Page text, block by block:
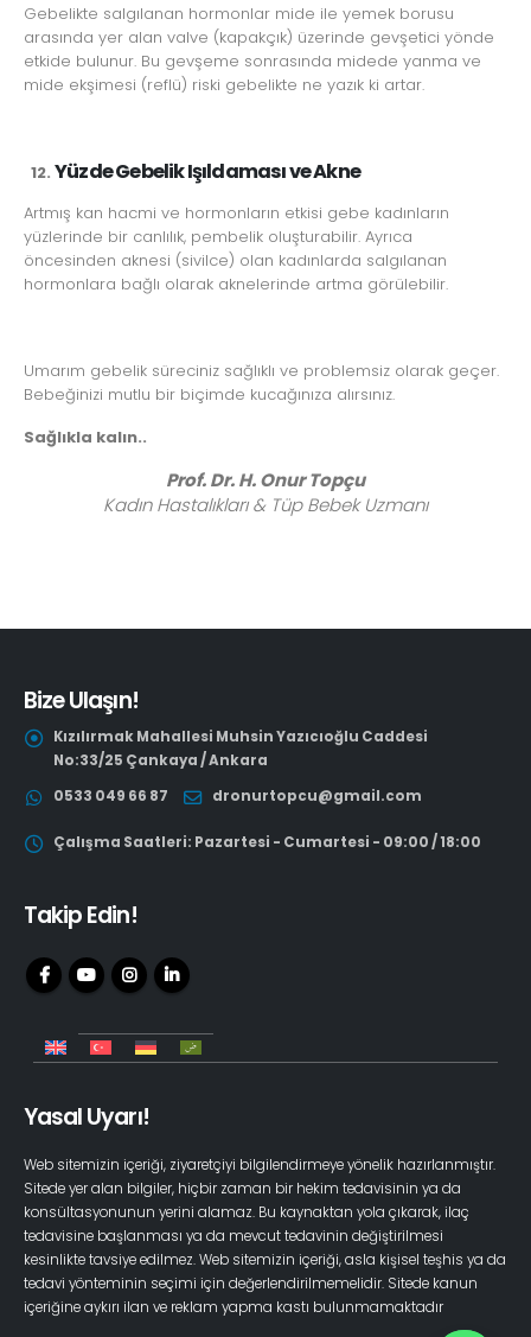
Gebelikte salgılanan hormonlar mide ile yemek borusu
arasında yer alan valve (kapakçık) üzerinde gevşetici yönde
etkide bulunur. Bu gevşeme sonrasında midede yanma ve
mide ekşimesi (reflü) riski gebelikte ne yazık ki artar.
Yüzde Gebelik Işıldaması ve Akne
Artmış kan hacmi ve hormonların etkisi gebe kadınların
yüzlerinde bir canlılık, pembelik oluşturabilir. Ayrıca
öncesinden aknesi (sivilce) olan kadınlarda salgılanan
hormonlara bağlı olarak aknelerinde artma görülebilir.
Umarım gebelik süreciniz sağlıklı ve problemsiz olarak geçer.
Bebeğinizi mutlu bir biçimde kucağınıza alırsınız.
Sağlıkla kalın..
Prof. Dr. H. Onur Topçu
Kadın Hastalıkları & Tüp BebekUzmanı
Bize Ulaşın!
Kızılırmak Mahallesi Muhsin Yazıcıoğlu Caddesi
No:33/25 Çankaya / Ankara
0533 049 66 87
dronurtopcu@gmail.com
Çalışma Saatleri: Pazartesi - Cumartesi - 09:00 / 18:00
Takip Edin!
Yasal Uyarı!
Web sitemizin içeriği, ziyaretçiyi bilgilendirmeye yönelik hazırlanmıştır.
Sitede yer alan bilgiler, hiçbir zaman bir hekim tedavisinin ya da
konsültasyonunun yerini alamaz. Bu kaynaktan yola çıkarak, ilaç
tedavisine başlanması ya da mevcut tedavinin değiştirilmesi
kesinlikte tavsiye edilmez. Web sitemizin içeriği, asla kişisel teşhis ya da
tedavi yönteminin seçimi için değerlendirilmemelidir. Sitede kanun
içeriğine aykırı ilan ve reklam yapma kastı bulunmamaktadır